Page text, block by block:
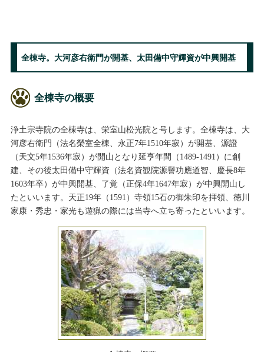
全棟寺。大河彦右衛門が開基、太田備中守輝資が中興開基
全棟寺の概要
浄土宗寺院の全棟寺は、栄室山松光院と号します。全棟寺は、大
河彦右衛門（法名榮室全棟、永正7年1510年寂）が開基、源證
（天文5年1536年寂）が開山となり延亨年間（1489-1491）に創
建、その後太田備中守輝資（法名資観院源譽功應道智、慶長8年
1603年卒）が中興開基、了覚（正保4年1647年寂）が中興開山し
たといいます。天正19年（1591）寺領15石の御朱印を拝領、徳川
家康・秀忠・家光も遊猟の際には当寺へ立ち寄ったといいます。